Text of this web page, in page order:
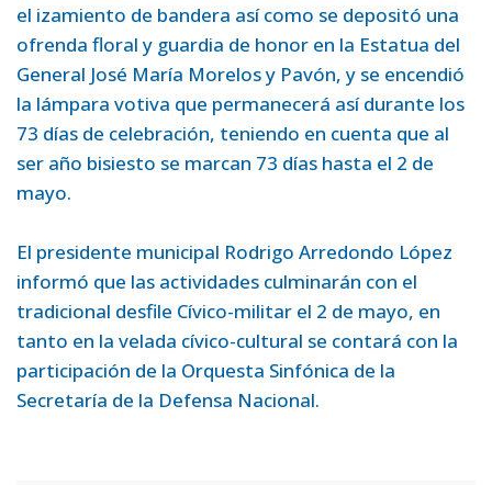
el izamiento de bandera así como se depositó una
ofrenda floral y guardia de honor en la Estatua del
General José María Morelos y Pavón, y se encendió
la lámpara votiva que permanecerá así durante los
73 días de celebración, teniendo en cuenta que al
ser año bisiesto se marcan 73 días hasta el 2 de
mayo.
El presidente municipal Rodrigo Arredondo López
informó que las actividades culminarán con el
tradicional desfile Cívico-militar el 2 de mayo, en
tanto en la velada cívico-cultural se contará con la
participación de la Orquesta Sinfónica de la
Secretaría de la Defensa Nacional.